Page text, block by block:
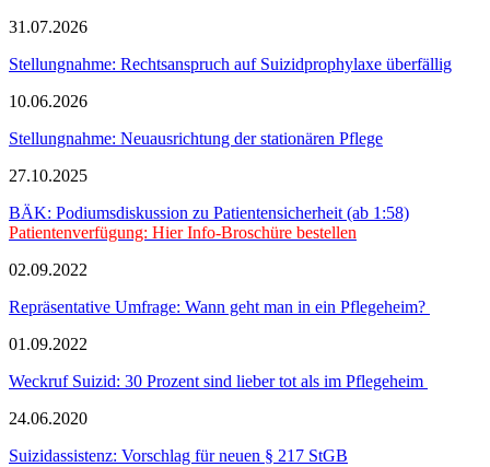
31.07.2026
Stellungnahme: Rechtsanspruch auf Suizidprophylaxe überfällig
10.06.2026
Stellungnahme: Neuausrichtung der stationären Pflege
27.10.2025
BÄK: Podiumsdiskussion zu Patientensicherheit (ab 1:58)
Patientenverfügung: Hier Info-Broschüre bestellen
02.09.2022
Repräsentative Umfrage: Wann geht man in ein Pflegeheim?
01.09.2022
Weckruf Suizid: 30 Prozent sind lieber tot als im Pflegeheim
24.06.2020
Suizidassistenz: Vorschlag für neuen § 217 StGB